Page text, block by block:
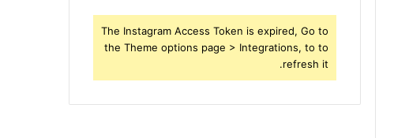
The Instagram Access Token is expired, Go to
the Theme options page > Integrations, to to
refresh it.